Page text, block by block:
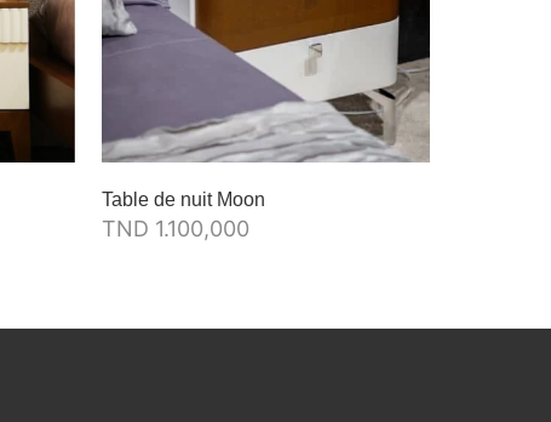
Table de nuit Moon
TND 1.100,000